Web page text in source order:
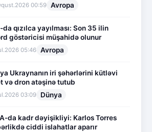
00:59 Avropa
da qızılca yayılması: Son 35 ilin
göstəricisi müşahidə olunur
05:46 Avropa
Ukraynanın iri şəhərlərini kütləvi
və dron atəşinə tutub
03:09 Dünya
da kadr dəyişikliyi: Karlos Torres
ciddi islahatlar aparır